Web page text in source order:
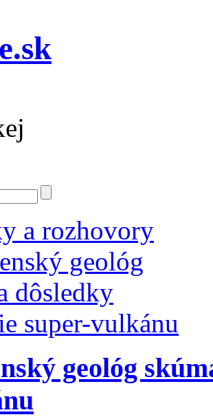
a rozhovory
geológ